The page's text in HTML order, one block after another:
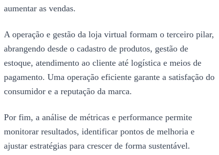
aumentar as vendas.
A operação e gestão da loja virtual formam o terceiro pilar,
abrangendo desde o cadastro de produtos, gestão de
estoque, atendimento ao cliente até logística e meios de
pagamento. Uma operação eficiente garante a satisfação do
consumidor e a reputação da marca.
Por fim, a análise de métricas e performance permite
monitorar resultados, identificar pontos de melhoria e
ajustar estratégias para crescer de forma sustentável.